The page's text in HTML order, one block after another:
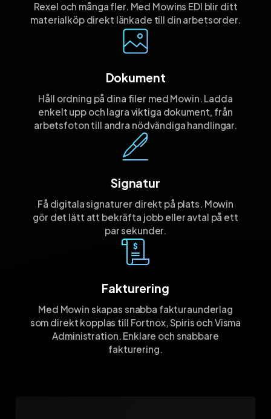
Rexel och många fler. Med Mowins EDI blir ditt
materialköp direkt länkade till din arbetsorder.
Dokument
Håll ordning på dina filer med Mowin. Ladda
enkelt upp och lagra viktiga dokument, från
arbetsfoton till andra nödvändiga handlingar.
Signatur
Få digitala signaturer direkt på plats. Mowin
gör det lätt att bekräfta jobb eller avtal på ett
par sekunder.
Fakturering
Med Mowin skapas snabba fakturaunderlag
som direkt kopplas till Fortnox, Spiris och Visma
Administration. Enklare och snabbare
fakturering.